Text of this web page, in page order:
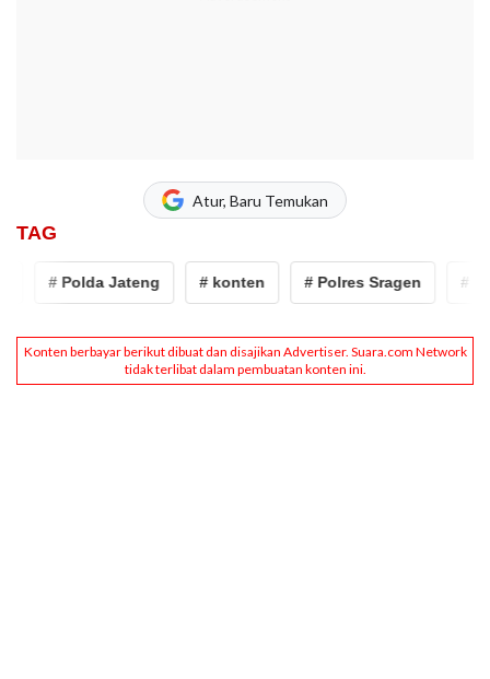
Atur, Baru Temukan
TAG
# Polda Jateng # konten # Polres Sragen #